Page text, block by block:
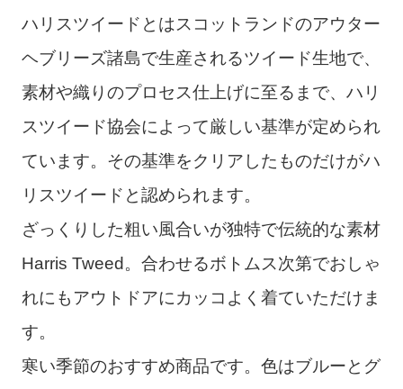
ハリスツイードとはスコットランドのアウター
ヘブリーズ諸島で生産されるツイード生地で、
素材や織りのプロセス仕上げに至るまで、ハリ
スツイード協会によって厳しい基準が定められ
ています。その基準をクリアしたものだけがハ
リスツイードと認められます。
ざっくりした粗い風合いが独特で伝統的な素材
Harris Tweed。合わせるボトムス次第でおしゃ
れにもアウトドアにカッコよく着ていただけま
す。
寒い季節のおすすめ商品です。色はブルーとグ